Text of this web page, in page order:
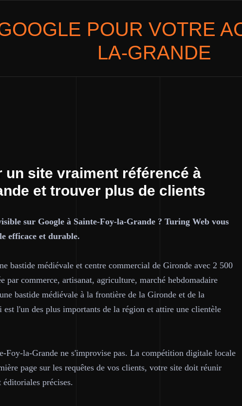
POUR VOTRE
LA-GRANDE
un site vraiment référencé à
et trouver plus de clients
sur Google à Sainte-Foy-la-Grande ? Turing Web vous
efficace et durable.
bastide médiévale et centre commercial de Gironde avec 2 500
par commerce, artisanat, agriculture, marché hebdomadaire
bastide médiévale à la frontière de la Gironde et de la
est l'un des plus importants de la région et attire une clientèle
Foy-la-Grande ne s'improvise pas. La compétition digitale locale
page sur les requêtes de vos clients, votre site doit réunir
précises.